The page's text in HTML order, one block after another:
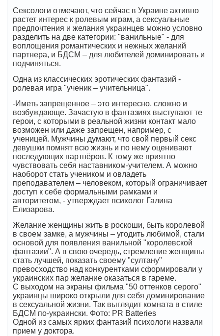
Сексологи отмечают, что сейчас в Украине активно
растет интерес к ролевым играм, а сексуальные
предпочтения и желания украинцев можно условно
разделить на две категории: "ванильные" - для
воплощения романтических и нежных желаний
партнера, и БДСМ – для любителей доминировать и
подчиняться.
Одна из классических эротических фантазий -
ролевая игра "ученик – учительница".
-Иметь запрещенное – это интересно, сложно и
возбуждающе. Зачастую в фантазиях выступают те
герои, с которыми в реальной жизни контакт мало
возможен или даже запрещен, например, с
ученицей. Мужчины думают, что свой первый секс
девушки помнят всю жизнь и по нему оценивают
последующих партнёров. К тому же приятно
чувствовать себя наставником-учителем. А можно
наоборот стать учеником и овладеть
преподавателем – человеком, который ограничивает
доступ к себе формальными рамками и
авторитетом, - утверждает психолог Галина
Елизарова.
Желание женщины жить в роскоши, быть королевой
в своем замке, а мужчины – угодить любимой, стали
основой для появления ванильной "королевской
фантазии". А в свою очередь, стремление женщины
стать лучшей, показать своему "султану"
превосходство над конкурентками сформировали у
украинских пар желание оказаться в гареме.
С выходом на экраны фильма "50 оттенков серого"
украинцы широко открыли для себя доминирование
в сексуальной жизни. Так выглядит комната в стиле
БДСМ по-украински. Фото: PR Batteries
Одной из самых ярких фантазий психологи назвали
прием у доктора.